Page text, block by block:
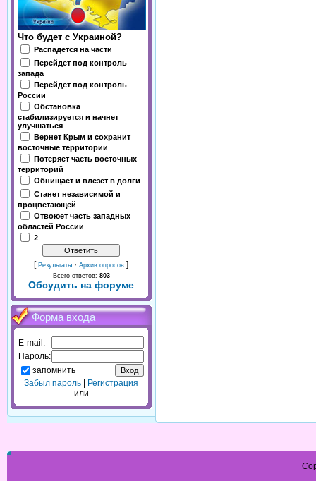
Что будет с Украиной?
Распадется на части
Перейдет под контроль
запада
Перейдет под контроль
России
Обстановка
стабилизируется и начнет
улучшаться
Вернет Крым и сохранит
восточные территории
Потеряет часть восточных
территорий
Обнищает и влезет в долги
Станет независимой и
процветающей
Отвоюет часть западных
областей России
2
[ Результаты · Архив опросов ]
Всего ответов: 803
Обсудить на форуме
Форма входа
E-mail:
Пароль:
запомнить
Забыл пароль
Регистрация
или